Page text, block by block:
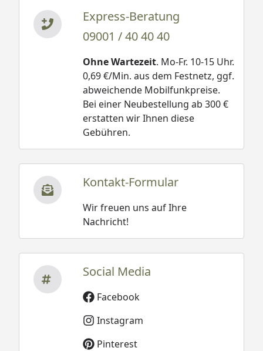
Express-Beratung
09001 / 40 40 40
Ohne Wartezeit. Mo-Fr. 10-15 Uhr.
0,69 €/Min. aus dem Festnetz, ggf.
abweichende Mobilfunkpreise.
Bei einer Neubestellung ab 300 €
erstatten wir Ihnen diese
Gebühren.
Kontakt-Formular
Wir freuen uns auf Ihre
Nachricht!
Social Media
Facebook
Instagram
Pinterest